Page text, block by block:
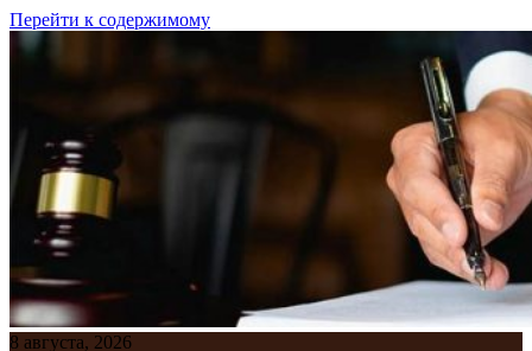
Перейти к содержимому
8 августа, 2026